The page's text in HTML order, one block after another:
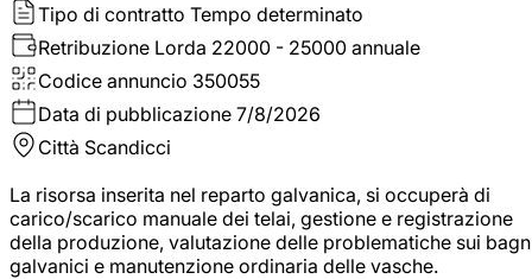
Tipo di contratto Tempo determinato
Retribuzione Lorda 22000 - 25000 annuale
Codice annuncio 350055
Data di pubblicazione 7/8/2026
Città Scandicci
La risorsa inserita nel reparto galvanica, si occuperà di
carico/scarico manuale dei telai, gestione e registrazione
della produzione, valutazione delle problematiche sui
galvanici e manutenzione ordinaria delle vasche.